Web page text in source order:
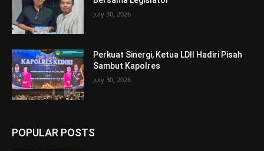
July 30, 2026
Perkuat Sinergi, Ketua LDII Hadiri Pisah
Sambut Kapolres
July 30, 2026
POPULAR POSTS